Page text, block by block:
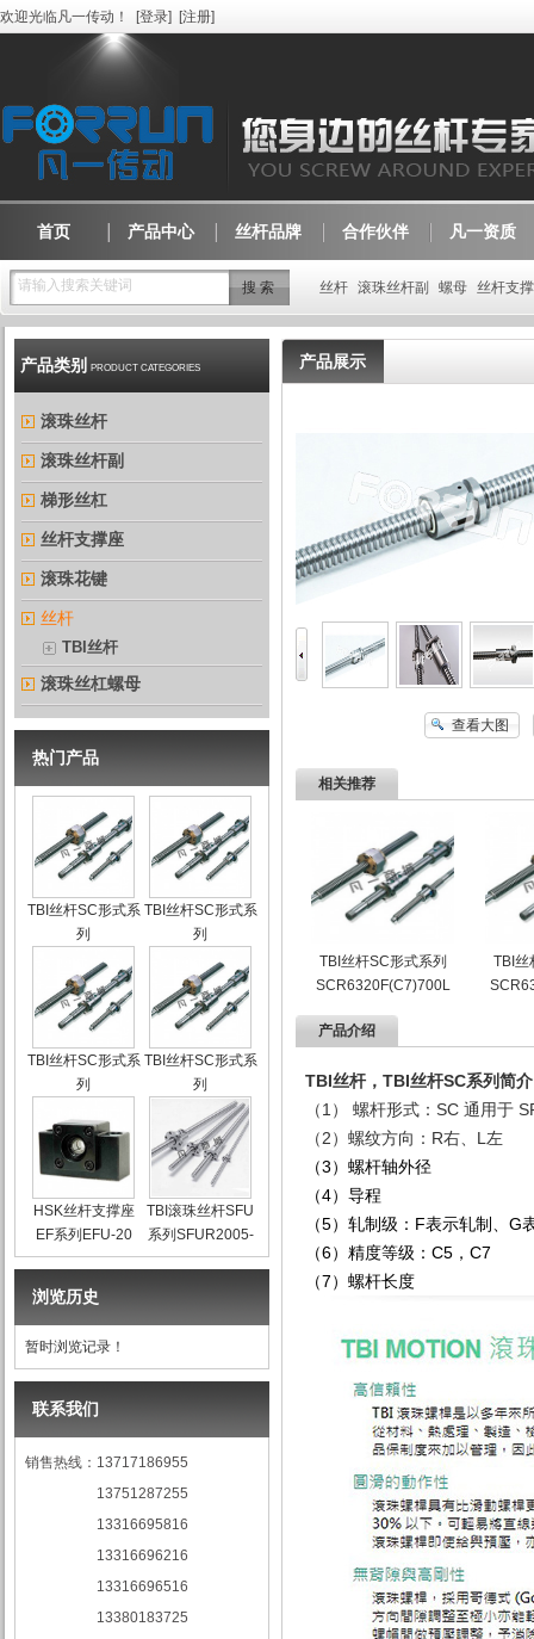
欢迎光临凡一传动！ [登录] [注册]
首页 产品中心 丝杆品牌 合作伙伴 凡一资质
请输入搜索关键词 丝杆 滚珠丝杆副 螺母 丝杆支
产品类别 PRODUCT CATEGORIES
滚珠丝杆
滚珠丝杆副
梯形丝杠
丝杆支撑座
滚珠花键
丝杆
TBI丝杆
滚珠丝杠螺母
热门产品
TBI丝杆SC形式系
列
SCR0801F(C7)300L
TBI丝杆SC形式系
列
SCR0802F(C7)500L
TBI丝杆SC形式系
列
TBI丝杆SC形式系
列
SCR1004F(C7)200L
HSK丝杆支撑座
EF系列EFU-20
TBI滚珠丝杆SFU
系列SFUR2005-
DFC7-1000L-PO
浏览历史
暂时浏览记录！
联系我们
销售热线：13717186955
13751287255
13316695816
13316696216
13316696516
13380183725
产品展示
查看大图
相关推荐
TBI丝杆SC形式系列
SCR6320F(C7)700L
TBI丝
产品介绍
TBI丝杆，TBI丝杆SC系列简
（1）
螺杆形式： SC 通用于
（2） 螺纹方向： R右
L左
（3） 螺杆轴外径
（4） 导程
（5） 轧制级： F表示轧制
G
（6） 精度等级： C5，C7
（7） 螺杆长度